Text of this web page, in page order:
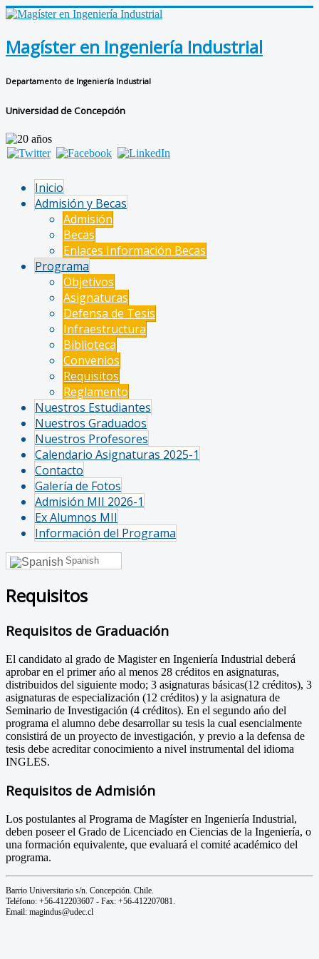
Magíster en Ingeniería Industrial
Departamento de Ingeniería Industrial
Universidad de Concepción
Inicio
Admisión y Becas
Admisión
Becas
Enlaces Información Becas
Programa
Objetivos
Asignaturas
Defensa de Tesis
Infraestructura
Biblioteca
Convenios
Requisitos
Reglamento
Nuestros Estudiantes
Nuestros Graduados
Nuestros Profesores
Calendario Asignaturas 2025-1
Contacto
Galería de Fotos
Admisión MII 2026-1
Ex Alumnos MII
Información del Programa
Spanish
Requisitos
Requisitos de Graduación
El candidato al grado de Magister en Ingeniería Industrial deberá
aprobar en el primer ańo al menos 28 créditos en asignaturas,
distribuidos del siguiente modo; 3 asignaturas básicas(12 créditos), 3
asignaturas de especialización (12 créditos) y la asignatura de
Seminario de Investigación (4 créditos). En el segundo ańo del
programa el alumno debe desarrollar su tesis la cual esencialmente
consistirá de un proyecto de investigación, y previo a la defensa de
tesis debe acreditar conocimiento a nivel instrumental del idioma
INGLES.
Requisitos de Admisión
Los postulantes al Programa de Magíster en Ingeniería Industrial,
deben poseer el Grado de Licenciado en Ciencias de la Ingeniería, o
una formación equivalente, que evaluará el comité académico del
programa.
Barrio Universitario s/n. Concepción. Chile.
Teléfono: +56-412203607 - Fax: +56-412207081.
Email: magindus@udec.cl